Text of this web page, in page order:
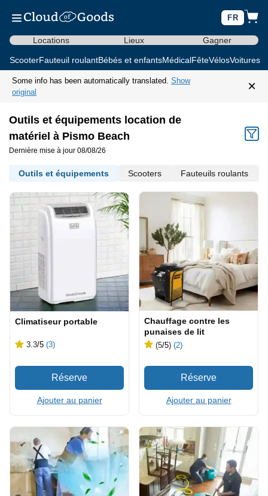
FR
Locations Lieux Gagner
ScooterFauteuil roulantBébés et enfantsMédicalFêteVélosVoitures
Some info has been automatically translated. Show
original
×
Outils et équipements location de
matériel à Pismo Beach
Dernière mise à jour 08/08/26
Outils et équipements Scooters Fauteuils roulants
Climatiseur portable
3.3/5 (3)
Ajouter au panier
Chauffage contre les
punaises de lit
(5/5) (2)
Ajouter au panier